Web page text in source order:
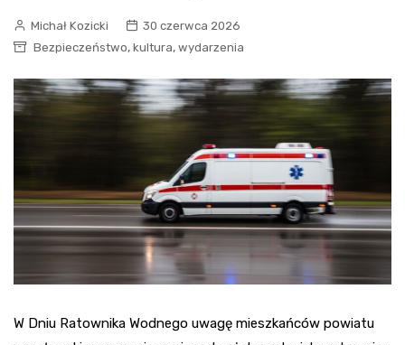
Michał Kozicki
30 czerwca 2026
Bezpieczeństwo, kultura, wydarzenia
W Dniu Ratownika Wodnego uwagę mieszkańców powiatu